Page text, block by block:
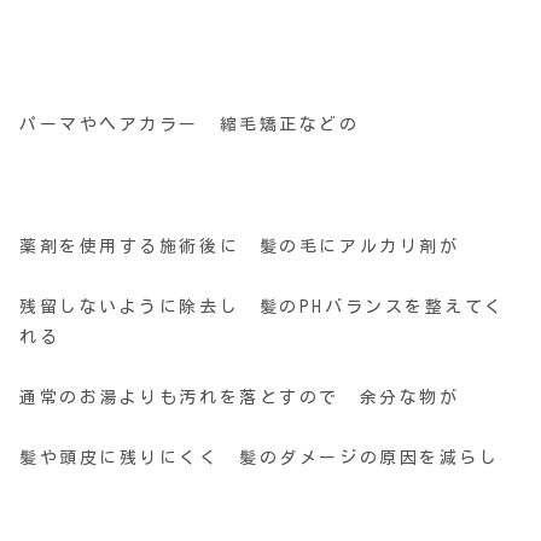
パーマやヘアカラー 縮毛矯正などの
薬剤を使用する施術後に 髪の毛にアルカリ剤が
残留しないように除去し 髪のPHバランスを整えてく
れる
通常のお湯よりも汚れを落とすので 余分な物が
髪や頭皮に残りにくく 髪のダメージの原因を減らし